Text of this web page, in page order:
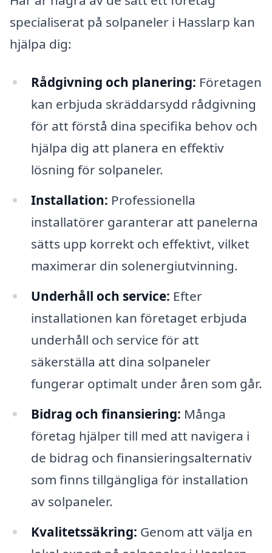
specialiserat på solpaneler i Hasslarp kan
hjälpa dig:
Rådgivning och planering: Företagen
kan erbjuda skräddarsydd rådgivning
för att förstå dina specifika behov och
hjälpa dig att planera en effektiv
lösning för solpaneler.
Installation: Professionella
installatörer garanterar att panelerna
sätts upp korrekt och effektivt, vilket
maximerar din solenergiutvinning.
Underhåll och service: Efter
installationen kan företaget erbjuda
underhåll och service för att
säkerställa att dina solpaneler
fungerar optimalt under åren som går.
Bidrag och finansiering: Många
företag hjälper till med att navigera i
de bidrag och finansieringsalternativ
som finns tillgängliga för installation
av solpaneler.
Kvalitetssäkring: Genom att välja en